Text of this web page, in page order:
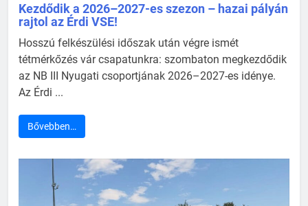
Kezdődik a 2026–2027-es szezon – hazai pályán
rajtol az Érdi VSE!
Hosszú felkészülési időszak után végre ismét
tétmérkőzés vár csapatunkra: szombaton megkezdődik
az NB III Nyugati csoportjának 2026–2027-es idénye.
Az Érdi ...
Bővebben…